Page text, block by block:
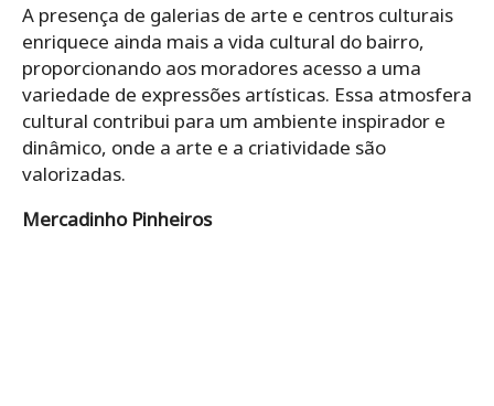
A presença de galerias de arte e centros culturais
enriquece ainda mais a vida cultural do bairro,
proporcionando aos moradores acesso a uma
variedade de expressões artísticas. Essa atmosfera
cultural contribui para um ambiente inspirador e
dinâmico, onde a arte e a criatividade são
valorizadas.
Mercadinho Pinheiros